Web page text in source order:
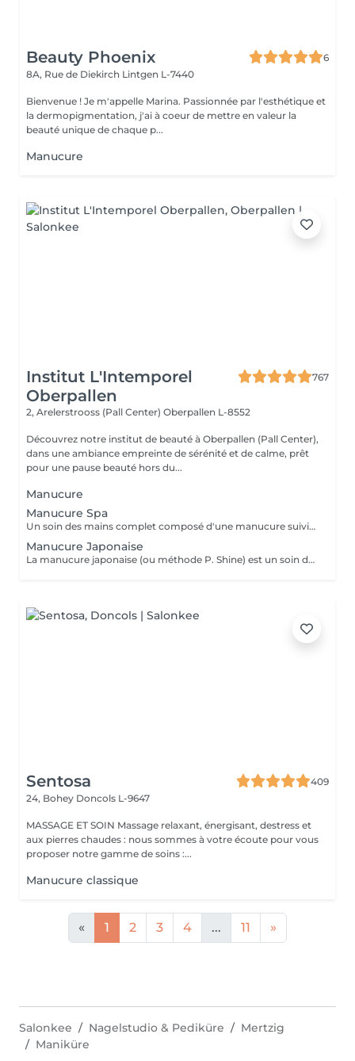
Beauty Phoenix
6
8A, Rue de Diekirch Lintgen L-7440
Bienvenue ! Je m'appelle Marina. Passionnée par l'esthétique et
la dermopigmentation, j'ai à coeur de mettre en valeur la
beauté unique de chaque p...
Manucure
Institut L'Intemporel
Oberpallen
767
2, Arelerstrooss (Pall Center) Oberpallen L-8552
Découvrez notre institut de beauté à Oberpallen (Pall Center),
dans une ambiance empreinte de sérénité et de calme, prêt
pour une pause beauté hors du...
Manucure
Manucure Spa
Un soin des mains complet composé d'une manucure suivie d'un gommage et pour terminer un bain de paraffine pour des mains douces et lisses.
Manucure Japonaise
La manucure japonaise (ou méthode P. Shine) est un soin de beauté naturel et ancestral visant à renforcer, nourrir et faire briller les ongles sans vernis ni gel. En utilisant des produits naturels comme la cire d'abeille, des minéraux, et de la poudre de perle, elle rend les ongles sains, forts et brillants avec un effet miroir, idéal pour réparer les ongles abîmés (après gel ou semi-permanent, grossesse...). Convient aux ongles naturels fragiles, mous, cassants ou dédoublés, mais aussi simplement pour offrir une période de repos et de soin aux ongles.
Sentosa
409
24, Bohey Doncols L-9647
MASSAGE ET SOIN Massage relaxant, énergisant, destress et
aux pierres chaudes : nous sommes à votre écoute pour vous
proposer notre gamme de soins :...
Manucure classique
« 1 2 3 4 ... 11 »
Salonkee Nagelstudio & Pediküre
Mertzig
Maniküre